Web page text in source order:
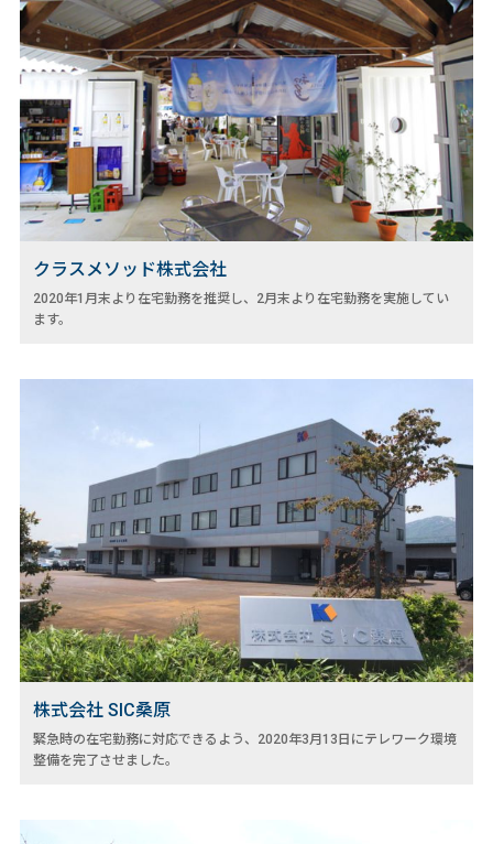
クラスメソッド株式会社
2020年1月末より在宅勤務を推奨し、2月末より在宅勤務を実施してい
ます。
株式会社 SIC桑原
緊急時の在宅勤務に対応できるよう、2020年3月13日にテレワーク環境
整備を完了させました。